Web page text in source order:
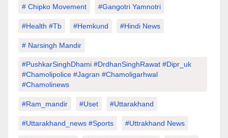
# Chipko Movement #Gangotri Yamnotri
#Health #tb #hemkund #hindi News
# Narsingh Mandir
#PushkarSinghDhami #drdhanSinghRawat #dipr_uk
#chamolipolice #Jagran #chamoligarhwal
#chamolinews
#Ram_mandir #uset #uttarakhand
#Uttarakhand_news #sports #Uttrakhand News